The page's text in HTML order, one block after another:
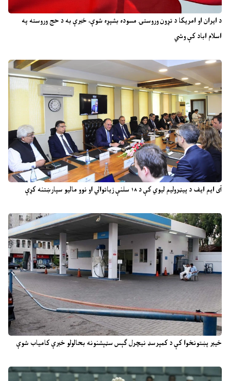
د ایران او امریکا د تړون وروستۍ مسوده بشپړه شوې، خبرې به د حج وروسته په
اسلام اباد کې وشي
آی ایم ایف د پیټرولیم لیوي کې د ۱۸ سلنې زیاتوالي او نوو مالیو سپارښتنه کړې
خیبر پښتونخوا کې د کمپرسډ نیچرل ګېس سټېشنونه بحالولو خبرې کامیاب شوې